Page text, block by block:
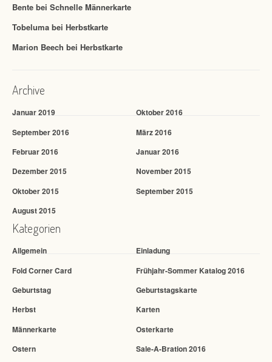
Bente bei Schnelle Männerkarte
Tobeluma bei Herbstkarte
Marion Beech bei Herbstkarte
Archive
Januar 2019
Oktober 2016
September 2016
März 2016
Februar 2016
Januar 2016
Dezember 2015
November 2015
Oktober 2015
September 2015
August 2015
Kategorien
Allgemein
Einladung
Fold Corner Card
Frühjahr-Sommer Katalog 2016
Geburtstag
Geburtstagskarte
Herbst
Karten
Männerkarte
Osterkarte
Ostern
Sale-A-Bration 2016